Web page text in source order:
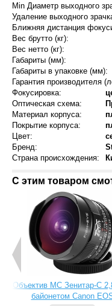
Min Диаметр выходного
Удаление выходного
Ближняя дистанция
Вес брутто (кг):
Вес нетто (кг):
Габариты (мм):
Габариты в упаковке (мм):
Гарантия производителя
Фокусировка:
Оптическая схема:
Материал корпуса:
Покрытие корпуса:
Цвет:
Бренд:
Страна происхождения:
С этим товаром
Объектив МС Зенитар-C
байонетом Canon